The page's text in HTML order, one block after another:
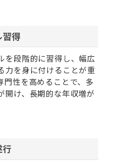
得
を段階的に習得し、幅広
力を身に付けることが重
門性を高めることで、多
開け、長期的な年収増が